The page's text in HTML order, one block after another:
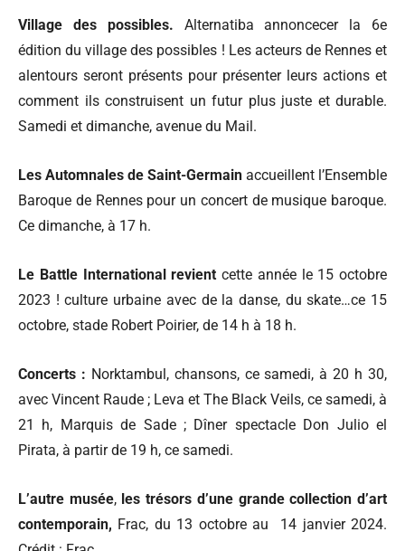
Village des possibles. Alternatiba annoncecer la 6e
édition du village des possibles ! Les acteurs de Rennes et
alentours seront présents pour présenter leurs actions et
comment ils construisent un futur plus juste et durable.
Samedi et dimanche, avenue du Mail.
Les Automnales de Saint-Germain accueillent l’Ensemble
Baroque de Rennes pour un concert de musique baroque.
Ce dimanche, à 17 h.
Le Battle International revient cette année le 15 octobre
2023 ! culture urbaine avec de la danse, du skate…ce 15
octobre, stade Robert Poirier, de 14 h à 18 h.
Concerts : Norktambul, chansons, ce samedi, à 20 h 30,
avec Vincent Raude ; Leva et The Black Veils, ce samedi, à
21 h, Marquis de Sade ; Dîner spectacle Don Julio el
Pirata, à partir de 19 h, ce samedi.
L’autre musée, les trésors d’une grande collection d’art
contemporain, Frac, du 13 octobre au 14 janvier 2024.